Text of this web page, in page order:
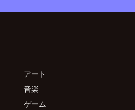
アート
音楽
ゲーム